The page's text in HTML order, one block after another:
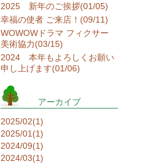
2025 新年のご挨拶(01/05)
幸福の使者 ご来店！(09/11)
WOWOWドラマ フィクサー
美術協力(03/15)
2024 本年もよろしくお願い
申し上げます(01/06)
アーカイブ
2025/02(1)
2025/01(1)
2024/09(1)
2024/03(1)